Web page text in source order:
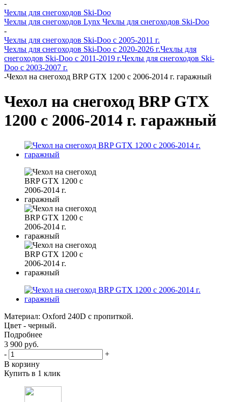
-
Чехлы для снегоходов Ski-Doo
Чехлы для снегоходов Lynx Чехлы для снегоходов Ski-Doo
-
Чехлы для снегоходов Ski-Doo с 2005-2011 г.
Чехлы для снегоходов Ski-Doo с 2020-2026 г.Чехлы для
снегоходов Ski-Doo с 2011-2019 г.Чехлы для снегоходов Ski-
Doo с 2003-2007 г.
-Чехол на снегоход BRP GTX 1200 с 2006-2014 г. гаражный
Чехол на снегоход BRP GTX
1200 с 2006-2014 г. гаражный
Материал: Oxford 240D с пропиткой.
Цвет - черный.
Подробнее
3 900 руб.
-
+
В корзину
Купить в 1 клик